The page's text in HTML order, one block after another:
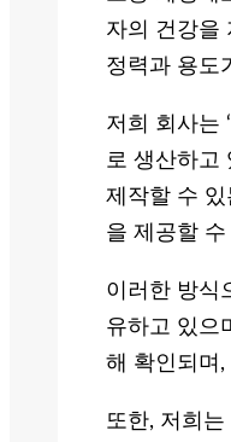
자의 건강을
정력과 용도
저희 회사는
로 생산하고
제작할 수
을 제공할
이러한 방식
유하고 있으
해 확인되며
또한, 저희